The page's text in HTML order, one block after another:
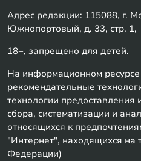
Адрес редакции: 115088, г.
Южнопортовый, д. 33, стр. 1,
18+, запрещено для детей.
На информационном
рекомендательные
технологии
сбора, систематизации и
относящихся к
"Интернет", находящихся на
Федерации)